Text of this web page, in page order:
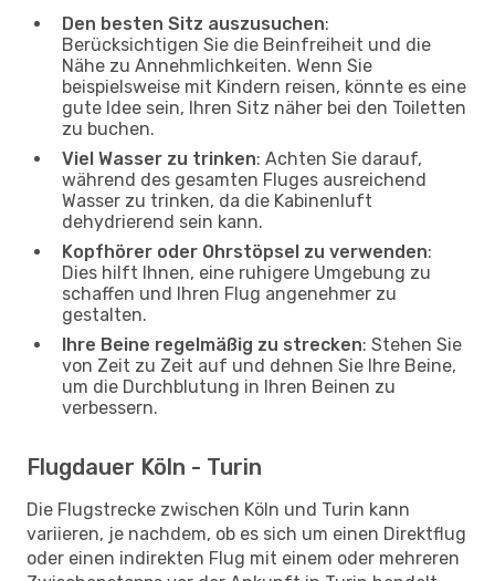
Den besten Sitz auszusuchen:
Berücksichtigen Sie die Beinfreiheit und die
Nähe zu Annehmlichkeiten. Wenn Sie
beispielsweise mit Kindern reisen, könnte es eine
gute Idee sein, Ihren Sitz näher bei den Toiletten
zu buchen.
Viel Wasser zu trinken: Achten Sie darauf,
während des gesamten Fluges ausreichend
Wasser zu trinken, da die Kabinenluft
dehydrierend sein kann.
Kopfhörer oder Ohrstöpsel zu verwenden:
Dies hilft Ihnen, eine ruhigere Umgebung zu
schaffen und Ihren Flug angenehmer zu
gestalten.
Ihre Beine regelmäßig zu strecken: Stehen Sie
von Zeit zu Zeit auf und dehnen Sie Ihre Beine,
um die Durchblutung in Ihren Beinen zu
verbessern.
Flugdauer Köln - Turin
Die Flugstrecke zwischen Köln und Turin kann
variieren, je nachdem, ob es sich um einen Direktflug
oder einen indirekten Flug mit einem oder mehreren